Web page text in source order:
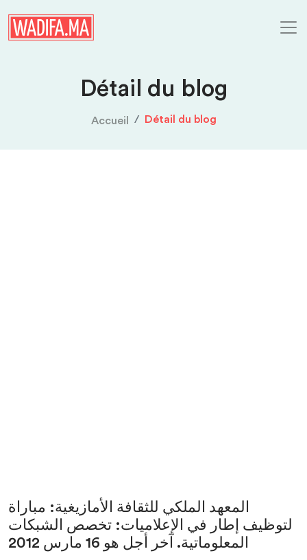
Détail du blog
Accueil Détail du blog
المعهد الملكي للثقافة الأمازيغية: مباراة
لتوظيف إطار في الإعلاميات: تخصص الشبكات
المعلوماتية. آخر أجل هو 16 مارس 2012